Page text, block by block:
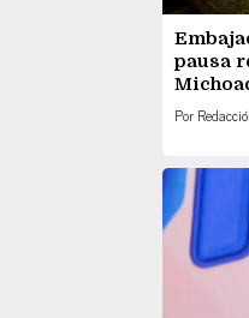
pausa
Por